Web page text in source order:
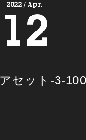
2022 / Apr.
12
アセット-3-100